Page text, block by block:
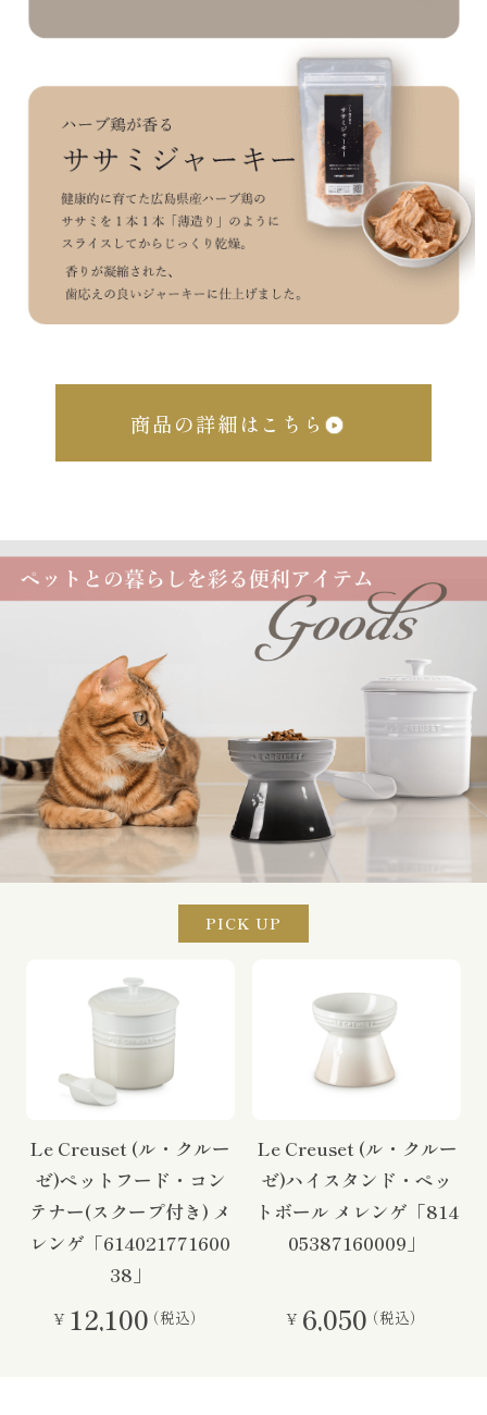
商品の詳細はこちら
PICK UP
Le Creuset (ル・クルー
ゼ)ペットフード・コン
テナー(スクープ付き) メ
レンゲ「614021771600
38」
¥ 12,100（税込）
Le Creuset (ル・クルー
ゼ)ハイスタンド・ペッ
トボール メレンゲ「814
05387160009」
¥ 6,050（税込）